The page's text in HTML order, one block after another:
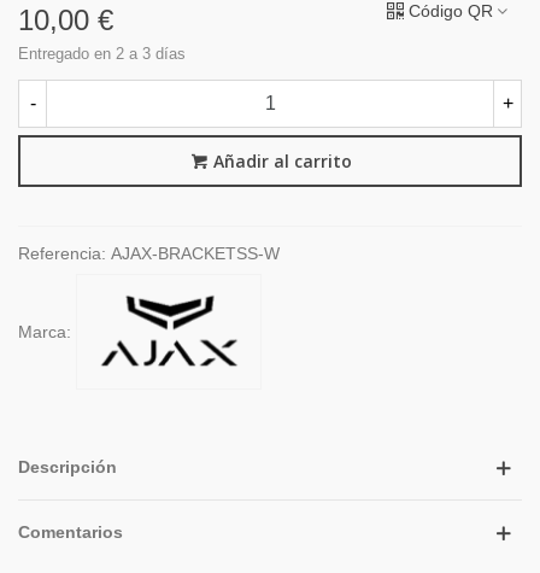
10,00 €
Entregado en 2 a 3 días
Código QR
- +
Añadir al carrito
Referencia: AJAX-BRACKETSS-W
Marca:
Descripción
Comentarios